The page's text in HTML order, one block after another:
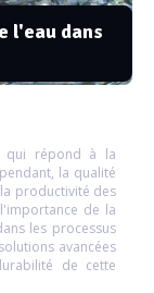
l'eau dans
qui répond à la
la qualité
productivité des
de la
les processus
avancées
de cette